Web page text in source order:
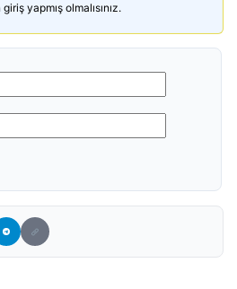
yapmış olmalısınız.